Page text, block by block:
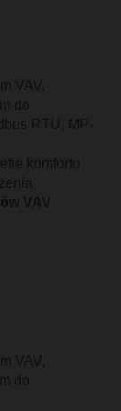
VAV,
do
RTU, MP-
komfortu
VAV
VAV,
do